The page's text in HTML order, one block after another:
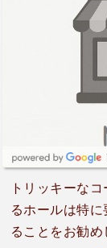
トリッキーな
るホールは特
ることをお勧め